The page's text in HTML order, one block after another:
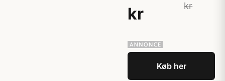
kr
kr
Køb her